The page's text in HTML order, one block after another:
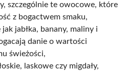
szczególnie te owocowe, które
z bogactwem smaku,
jabłka, banany, maliny i
danie o wartości
świeżości,
laskowe czy migdały,